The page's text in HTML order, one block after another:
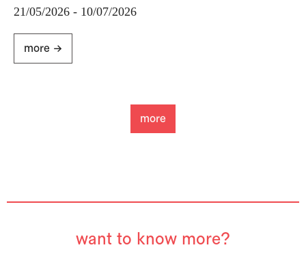
21/05/2026 - 10/07/2026
more ->
more
want to know more?